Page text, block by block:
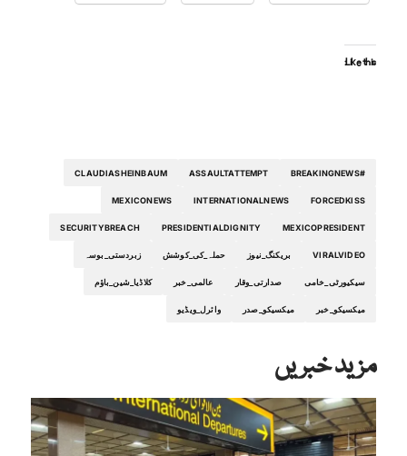
Like this:
#BREAKINGNEWS
ASSAULTATTEMPT
CLAUDIASHEINBAUM
FORCEDKISS
INTERNATIONALNEWS
MEXICONEWS
MEXICOPRESIDENT
PRESIDENTIALDIGNITY
SECURITYBREACH
VIRALVIDEO بریکنگ_نیوز حملہ_کی_کوشش زبردستی_بوسہ
سیکیورٹی_خامی صدارتی_وقار عالمی_خبر کلاڈیا_شین_باؤم
میکسیکو_خبر میکسیکو_صدر وائرل_ویڈیو
مزید خبریں